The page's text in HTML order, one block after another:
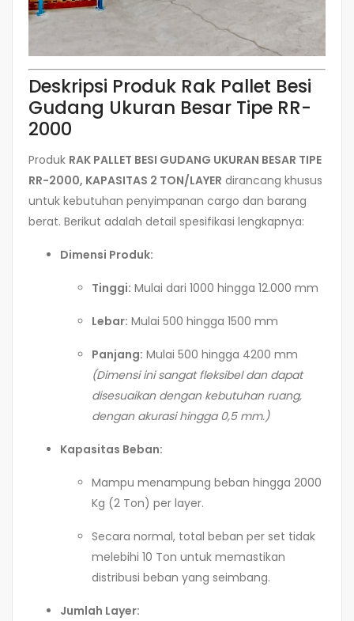
Deskripsi Produk Rak Pallet Besi
Gudang Ukuran Besar Tipe RR-
2000
Produk RAK PALLET BESI GUDANG UKURAN BESAR TIPE
RR-2000, KAPASITAS 2 TON/LAYER dirancang khusus
untuk kebutuhan penyimpanan cargo dan barang
berat. Berikut adalah detail spesifikasi lengkapnya:
Dimensi Produk:
Tinggi: Mulai dari 1000 hingga 12.000 mm
Lebar: Mulai 500 hingga 1500 mm
Panjang: Mulai 500 hingga 4200 mm
(Dimensi ini sangat fleksibel dan dapat
disesuaikan dengan kebutuhan ruang,
dengan akurasi hingga 0,5 mm.)
Kapasitas Beban:
Mampu menampung beban hingga 2000
Kg (2 Ton) per layer.
Secara normal, total beban per set tidak
melebihi 10 Ton untuk memastikan
distribusi beban yang seimbang.
Jumlah Layer: